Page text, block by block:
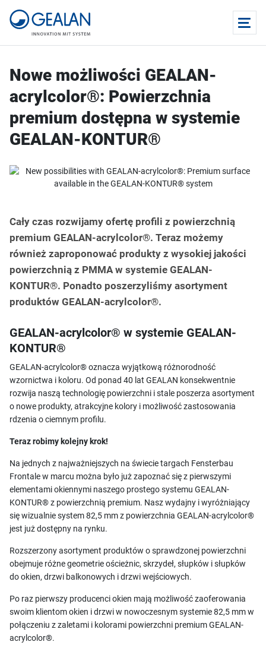
Nowe możliwości GEALAN-
acrylcolor®: Powierzchnia
premium dostępna w systemie
GEALAN-KONTUR®
Cały czas rozwijamy ofertę profili z powierzchnią
premium GEALAN-acrylcolor®. Teraz możemy
również zaproponować produkty z wysokiej jakości
powierzchnią z PMMA w systemie GEALAN-
KONTUR®. Ponadto poszerzyliśmy asortyment
produktów GEALAN-acrylcolor®.
GEALAN-acrylcolor® w systemie GEALAN-
KONTUR®
GEALAN-acrylcolor® oznacza wyjątkową różnorodność
wzornictwa i koloru. Od ponad 40 lat GEALAN konsekwentnie
rozwija naszą technologię powierzchni i stale poszerza asortyment
o nowe produkty, atrakcyjne kolory i możliwość zastosowania
rdzenia o ciemnym profilu.
Teraz robimy kolejny krok!
Na jednych z najważniejszych na świecie targach Fensterbau
Frontale w marcu można było już zapoznać się z pierwszymi
elementami okiennymi naszego prostego systemu GEALAN-
KONTUR® z powierzchnią premium. Nasz wydajny i wyróżniający
się wizualnie system 82,5 mm z powierzchnia GEALAN-acrylcolor®
jest już dostępny na rynku.
Rozszerzony asortyment produktów o sprawdzonej powierzchni
obejmuje różne geometrie ościeżnic, skrzydeł, słupków i słupków
do okien, drzwi balkonowych i drzwi wejściowych.
Po raz pierwszy producenci okien mają możliwość zaoferowania
swoim klientom okien i drzwi w nowoczesnym systemie 82,5 mm w
połączeniu z zaletami i kolorami powierzchni premium GEALAN-
acrylcolor®.